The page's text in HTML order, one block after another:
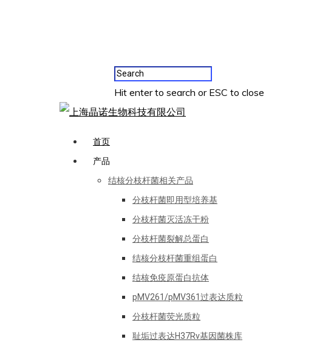
Hit enter to search or ESC to close
首页
产品
结核分枝杆菌相关产品
分枝杆菌即用型培养基
分枝杆菌灭活冻干粉
分枝杆菌裂解总蛋白
结核分枝杆菌重组蛋白
结核免疫原蛋白抗体
pMV261/pMV361过表达质粒
分枝杆菌荧光质粒
耻垢过表达H37Rv基因菌株库